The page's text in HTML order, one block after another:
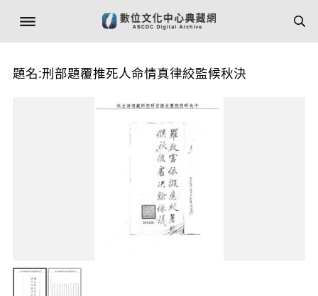
題名:刑部題覆推死人命情真律絞監候秋決